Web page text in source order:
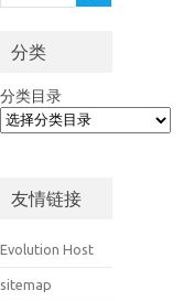
分类
分类目录
友情链接
Evolution Host
sitemap